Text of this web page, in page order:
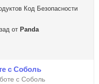
Код Безопасности
от Panda
с Соболь
с Соболь